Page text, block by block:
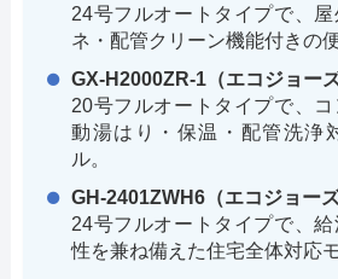
24号フルオートタイプで、
ネ・配管クリーン機能付きの
GX-H2000ZR-1（エコジョーズ
20号フルオートタイプで、
動湯はり・保温・配管洗浄
ル。
GH-2401ZWH6（エコジョーズ
24号フルオートタイプで、給
性を兼ね備えた住宅全体対応モ